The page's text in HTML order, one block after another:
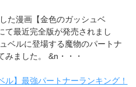
た漫画【金色のガッシュベ
て最近完全版が発売されまし
ベルに登場する魔物のパートナ
みました。 &n・・・
ル】最強パートナーランキング！